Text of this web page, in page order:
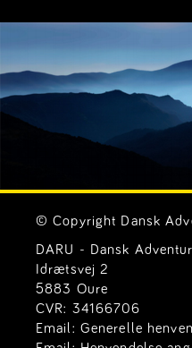
© Copyright Dansk
DARU - Dansk
Idrætsvej 2
5883 Oure
CVR: 34166706
Email: Generelle